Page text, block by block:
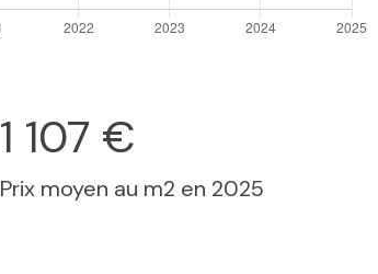
1 107 €
Prix moyen au m2 en 2025